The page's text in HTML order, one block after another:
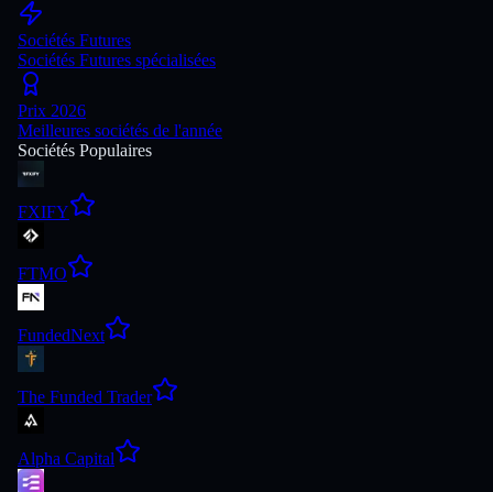
Sociétés Futures
Sociétés Futures spécialisées
Prix 2026
Meilleures sociétés de l'année
Sociétés Populaires
FXIFY
FTMO
FundedNext
The Funded Trader
Alpha Capital